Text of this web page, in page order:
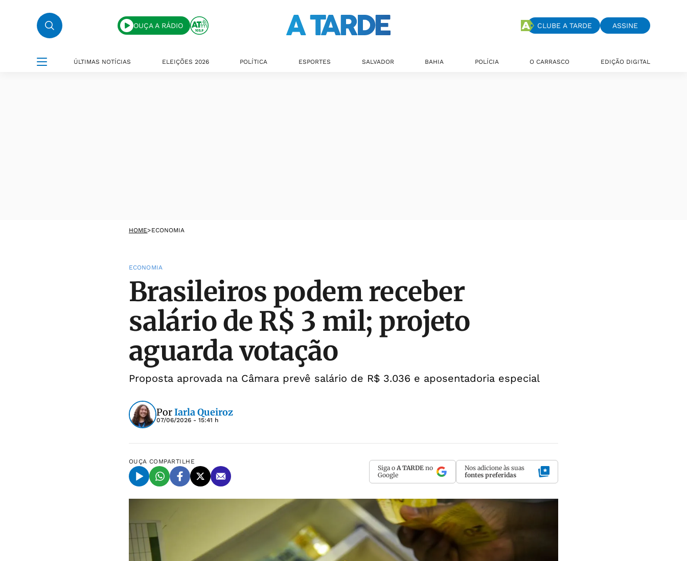
OUÇA A RÁDIO CLUBE A TARDE ASSINE
ÚLTIMAS NOTÍCIAS ELEIÇÕES 2026 POLÍTICA ESPORTES SALVADOR BAHIA POLÍCIA O CARRASCO EDIÇÃO DIGITAL
HOME>ECONOMIA
ECONOMIA
Brasileiros podem receber
salário de R$ 3 mil; projeto
aguarda votação
Proposta aprovada na Câmara prevê salário de R$ 3.036 e aposentadoria especial
PorIarla Queiroz
07/06/2026 - 15:41 h
OUÇA COMPARTILHE
Siga o A TARDE no
Google
Nos adicione às suas
fontes preferidas